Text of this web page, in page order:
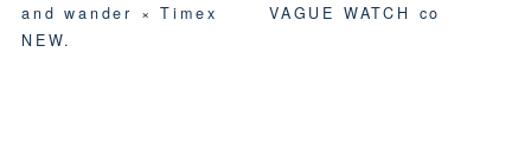
and wander × Timex
VAGUE WATCH co
NEW.